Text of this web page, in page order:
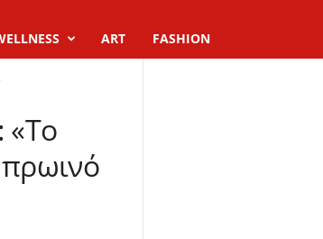
ART FASHION
«Το